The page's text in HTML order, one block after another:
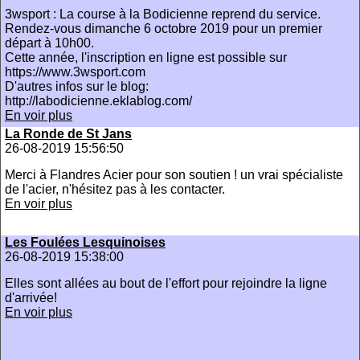
3wsport : La course à la Bodicienne reprend du service.
Rendez-vous dimanche 6 octobre 2019 pour un premier
départ à 10h00.
Cette année, l'inscription en ligne est possible sur
https://www.3wsport.com
D'autres infos sur le blog:
http://labodicienne.eklablog.com/
En voir plus
La Ronde de St Jans
26-08-2019 15:56:50
Merci à Flandres Acier pour son soutien ! un vrai spécialiste
de l'acier, n'hésitez pas à les contacter.
En voir plus
Les Foulées Lesquinoises
26-08-2019 15:38:00
Elles sont allées au bout de l'effort pour rejoindre la ligne
d'arrivée!
En voir plus